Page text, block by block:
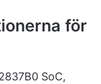
för
SoC,